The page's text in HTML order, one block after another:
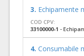
3. Echipamente
COD CPV:
33100000-1 -
4. Consumabile